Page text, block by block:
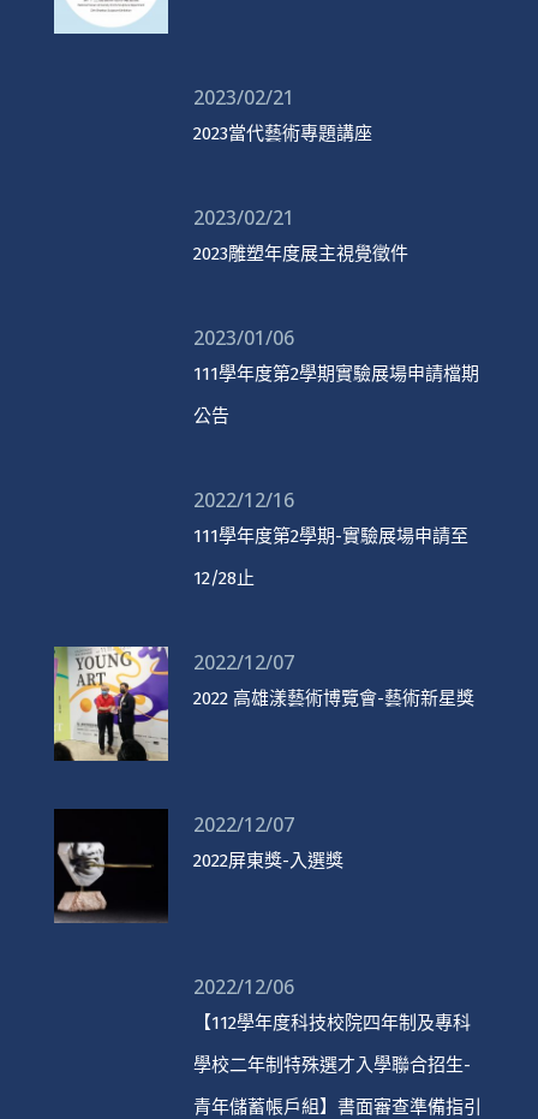
2023/02/21
2023當代藝術專題講座
2023/02/21
2023雕塑年度展主視覺徵件
2023/01/06
111學年度第2學期實驗展場申請檔期
公告
2022/12/16
111學年度第2學期-實驗展場申請至
12/28止
2022/12/07
2022 高雄漾藝術博覽會-藝術新星獎
2022/12/07
2022屏東獎-入選獎
2022/12/06
【112學年度科技校院四年制及專科
學校二年制特殊選才入學聯合招生-
青年儲蓄帳戶組】書面審查準備指引